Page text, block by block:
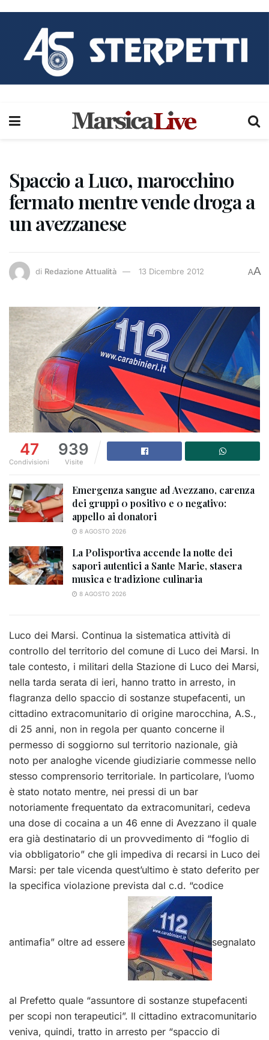
Spaccio a Luco, marocchino
fermato mentre vende droga a
un avezzanese
di Redazione Attualità 13 Dicembre 2012 AA
47
Condivisioni
939
Visite
Emergenza sangue ad Avezzano, carenza
dei gruppi 0 positivo e 0 negativo:
appello ai donatori
8 AGOSTO 2026
La Polisportiva accende la notte dei
sapori autentici a Sante Marie, stasera
musica e tradizione culinaria
8 AGOSTO 2026
Luco dei Marsi. Continua la sistematica attività di
controllo del territorio del comune di Luco dei Marsi. In
tale contesto, i militari della Stazione di Luco dei Marsi,
nella tarda serata di ieri, hanno tratto in arresto, in
flagranza dello spaccio di sostanze stupefacenti, un
cittadino extracomunitario di origine marocchina, A.S.,
di 25 anni, non in regola per quanto concerne il
permesso di soggiorno sul territorio nazionale, già
noto per analoghe vicende giudiziarie commesse nello
stesso comprensorio territoriale. In particolare, l’uomo
è stato notato mentre, nei pressi di un bar
notoriamente frequentato da extracomunitari, cedeva
una dose di cocaina a un 46 enne di Avezzano il quale
era già destinatario di un provvedimento di “foglio di
via obbligatorio” che gli impediva di recarsi in Luco dei
Marsi: per tale vicenda quest’ultimo è stato deferito per
la specifica violazione prevista dal c.d. “codice
antimafia” oltre ad essere segnalato
al Prefetto quale “assuntore di sostanze stupefacenti
per scopi non terapeutici”. Il cittadino extracomunitario
veniva, quindi, tratto in arresto per “spaccio di